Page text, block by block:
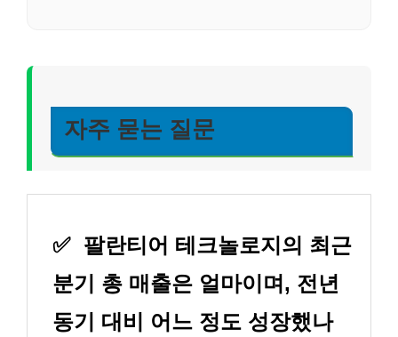
자주 묻는 질문
✅ 팔란티어 테크놀로지의 최근
분기 총 매출은 얼마이며, 전년
동기 대비 어느 정도 성장했나